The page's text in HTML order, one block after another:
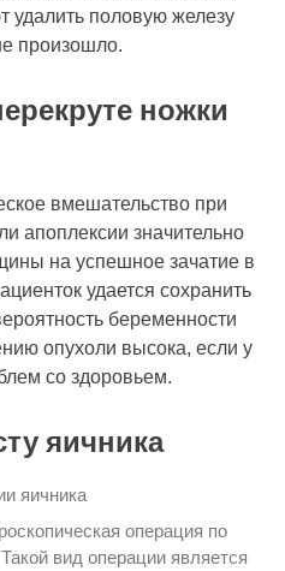
удалить половую железу
произошло.
ножки
вмешательство при
апоплексии значительно
на успешное зачатие в
удается сохранить
беременности
опухоли высока, если у
со здоровьем.
яичника
операция по
вид операции является